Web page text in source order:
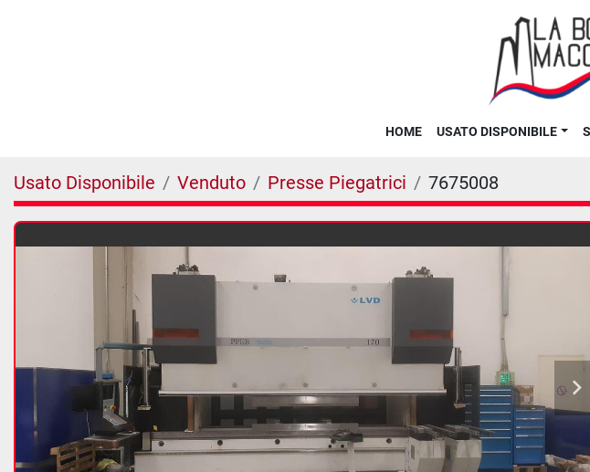
HOME USATO DISPONIBILE
Usato Disponibile Venduto Presse Piegatrici 7675008